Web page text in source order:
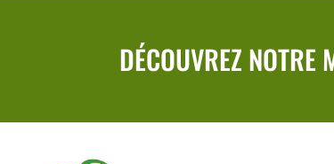
DÉCOUVREZ NOTRE